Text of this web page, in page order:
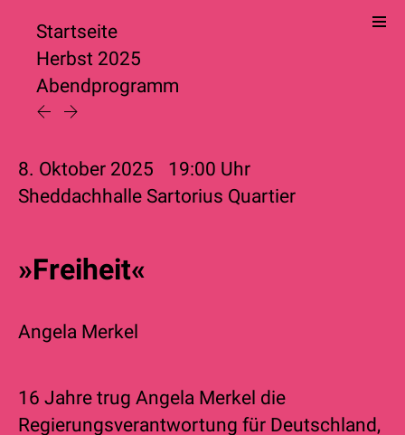
Startseite
Herbst 2025
Abendprogramm
8. Oktober 2025 19:00 Uhr
Sheddachhalle Sartorius Quartier
»Freiheit«
Angela Merkel
16 Jahre trug Angela Merkel die
Regierungsverantwortung für Deutschland,